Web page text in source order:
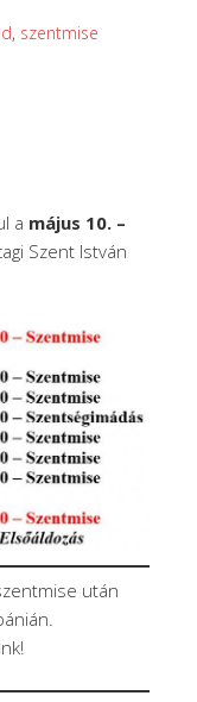
, szentmise
a május 10. –
Szent István
után